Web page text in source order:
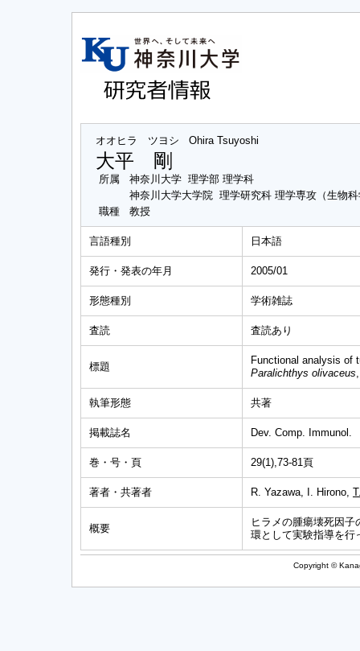
オオヒラ ツヨシ Ohira Tsuyoshi
大平 剛
所属
神奈川大学 理学部 理学科
神奈川大学大学院 理学研究科 理学専攻（生物
職種
教授
言語種別 日本語
発行・発表の年月 2005/01
形態種別 学術雑誌
査読 査読あり
標題
Functional analysis of
Paralichthys olivaceus
執筆形態 共著
掲載誌名 Dev. Comp. Immunol.
巻・号・頁 29(1),73-81頁
著者・共著者 R. Yazawa, I. Hirono,
概要
ヒラメの腫瘍壊死因
環として実験指導を行
Copyright ©